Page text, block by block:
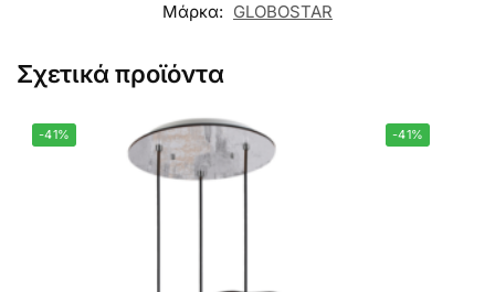
Μάρκα: GLOBOSTAR
Σχετικά προϊόντα
-41% -41%